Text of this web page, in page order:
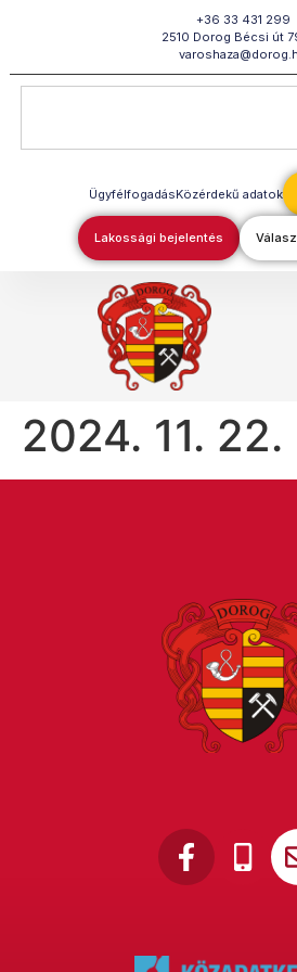
+36 33 431 299
2510 Dorog Bécsi út
ÜgyfélfogadásKözérdekű adatok
Lakossági bejelentés
2024. 11. 22.